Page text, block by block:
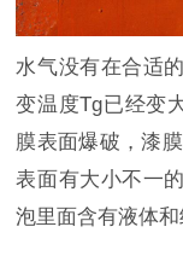
水气没有在合适
变温度Tg已经变
膜表面爆破，漆
表面有大小不一
泡里面含有液体和